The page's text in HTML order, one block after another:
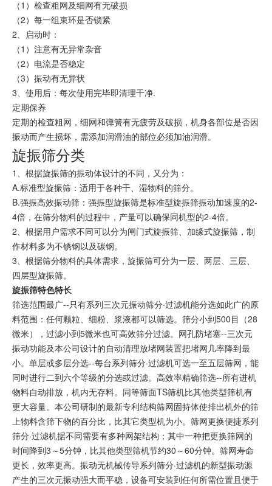
（1）检查粗网及细网有无破损
（2）每一组束环是否锁紧
2、启动时：
（1）注意有无异常杂音
（2）电流是否稳定
（3）振动有无异状
3、使用后：每次使用完毕即清理干净.
定期保养
定期的检查粗网，细网和弹簧有无疲劳及破损，机身各部位是否因
振动而产生损坏，需添加润滑油的部位必须加油润滑。
旋振筛分类
1、根据旋振筛的振动体设计的不同，又分为：
A.标准型旋振筛：适用于各种干、湿物料的筛分。
B.强振高效振动筛：强振型旋振筛是标准型旋振筛振动加速度的2-
4倍，在筛分物料的过程中，产量可以确保同机型的2-4倍。
2、根据用户需求不同可以分为闸门式旋振筛、加缘式旋振筛，制
作材料多为不锈钢以及碳钢。
3、根据筛分物料的具体需求，旋振筛可分为一层、两层、三层、
四层型旋振筛。
旋振筛特色特长
筛选范围最广--只有系列三次元振动筛分·过滤机能分选如此广的原
料范围：任何颗粒、细粉、浆液都可以筛选。筛分小到500目（28
微米），过滤小到5微米也可高效筛分过滤。网孔防堵塞--三次元
振动功能及本公司设计的自动清理放堵网装置把堵网几率降到最
小。单层或多层分选--每台系列筛分·过滤机可选一至五层筛网，能
同时进行二到六个等级的分选或过滤。高效率精确筛选--所有进机
物料自动排放，机内无存料。同等筛面TS筛机比其他类型筛机有
更大容量。本公司研制的最新专利结构筛网固持体使排出机外的筛
上物料含筛下物的百分比，比其它类型机为小。筛网更换便捷系列
筛分·过滤机据不同需要有多种网架结构 ；其中一种把更换筛网的
时间降到3～5分钟，比其他类型筛机节约30～60分钟。筛网寿命
更长，效率更高。振动无机械传导系列筛分·过滤机的新型振动源
产生的三次元振动强大而平稳，设备可安装到任何所需位置且便于